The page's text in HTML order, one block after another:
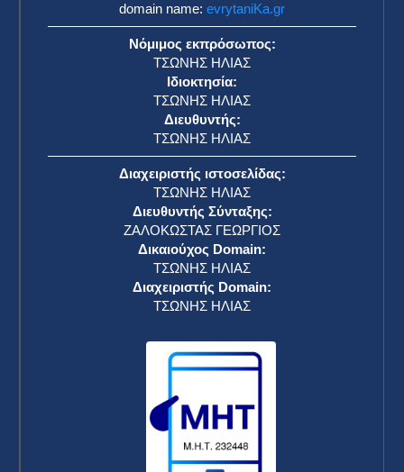
domain name: evrytaniKa.gr
Νόμιμος εκπρόσωπος:
ΤΣΩΝΗΣ ΗΛΙΑΣ
Ιδιοκτησία:
ΤΣΩΝΗΣ ΗΛΙΑΣ
Διευθυντής:
ΤΣΩΝΗΣ ΗΛΙΑΣ
Διαχειριστής ιστοσελίδας:
ΤΣΩΝΗΣ ΗΛΙΑΣ
Διευθυντής Σύνταξης:
ΖΑΛΟΚΩΣΤΑΣ ΓΕΩΡΓΙΟΣ
Δικαιούχος Domain:
ΤΣΩΝΗΣ ΗΛΙΑΣ
Διαχειριστής Domain:
ΤΣΩΝΗΣ ΗΛΙΑΣ